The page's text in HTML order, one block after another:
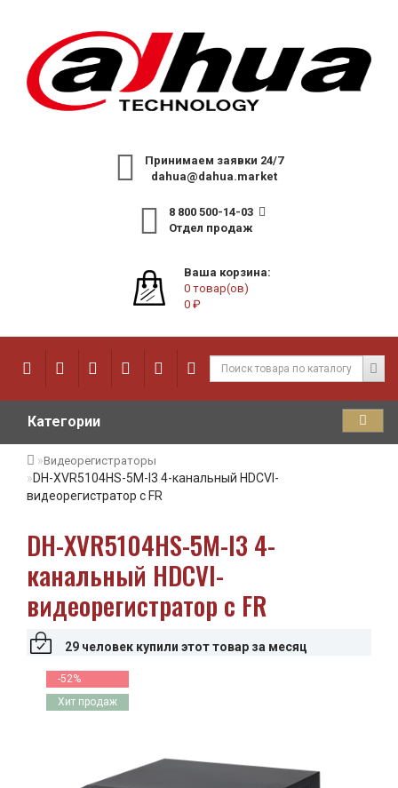
Принимаем заявки 24/7
dahua@dahua.market
8 800 500-14-03
Отдел продаж
Ваша корзина:
0 товар(ов)
0 ₽
Категории
Видеорегистраторы
DH-XVR5104HS-5M-I3 4-канальный HDCVI-
видеорегистратор с FR
DH-XVR5104HS-5M-I3 4-
канальный HDCVI-
видеорегистратор с FR
29 человек купили этот товар за месяц
-52%
Хит продаж